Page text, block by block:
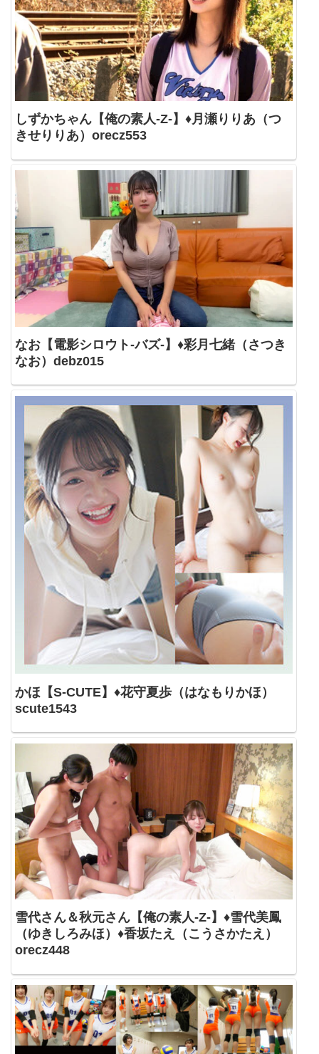
しずかちゃん【俺の素人-Z-】♦月瀬りりあ（つ
きせりりあ）orecz553
なお【電影シロウト-バズ-】♦彩月七緒（さつき
なお）debz015
かほ【S-CUTE】♦花守夏歩（はなもりかほ）
scute1543
雪代さん＆秋元さん【俺の素人-Z-】♦雪代美鳳
（ゆきしろみほ）♦香坂たえ（こうさかたえ）
orecz448